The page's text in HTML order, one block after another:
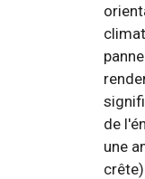
de
une